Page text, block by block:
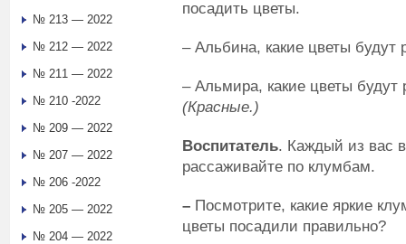
посадить цветы.
– Альбина, какие цветы будут
– Альмира, какие цветы будут
(Красные.)
Воспитатель. Каждый из вас
рассаживайте по клумбам.
– Посмотрите, какие яркие
цветы посадили правильно?
№ 213 — 2022
№ 212 — 2022
№ 211 — 2022
№ 210 -2022
№ 209 — 2022
№ 207 — 2022
№ 206 -2022
№ 205 — 2022
№ 204 — 2022